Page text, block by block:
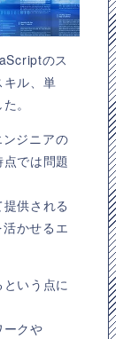
のス
ル、単
。
ジニアの
では問題
供される
かせるエ
いう点に
クや